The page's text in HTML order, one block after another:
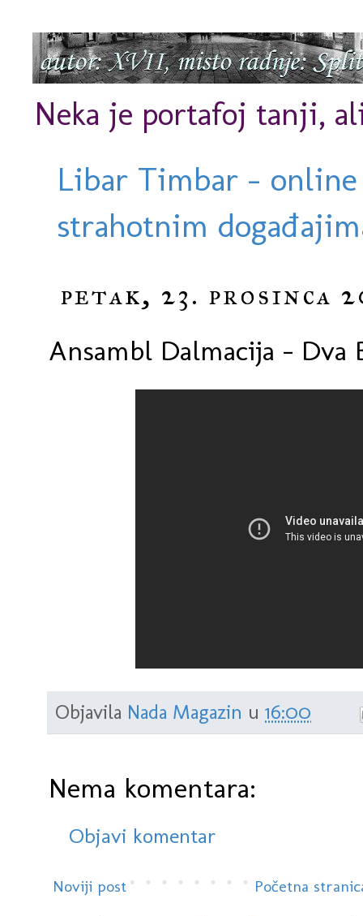
Neka je portafoj tanji,
Libar Timbar -
strahotnim
petak, 23. prosinca
Ansambl Dalmacija - Dva
Objavila Nada Magazin u 16:00
Nema komentara:
Objavi komentar
Noviji post Početna